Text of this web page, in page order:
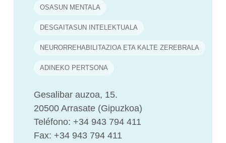
OSASUN MENTALA
DESGAITASUN INTELEKTUALA
NEURORREHABILITAZIOA ETA KALTE ZEREBRALA
ADINEKO PERTSONA
Gesalibar auzoa, 15.
20500 Arrasate (Gipuzkoa)
Teléfono: +34 943 794 411
Fax: +34 943 794 411